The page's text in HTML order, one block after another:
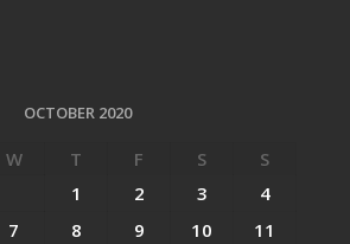
OCTOBER 2020
W T F S
S
1
2 3
4
7 8 9 10
11